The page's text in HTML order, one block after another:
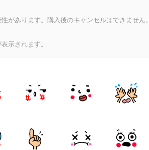
があります。購入後のキャンセルはできません。
示されます。